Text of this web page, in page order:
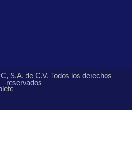
S.A. de C.V. Todos los derechos
reservados